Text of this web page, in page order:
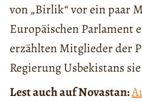
von „Birlik“ vor ein paar
Europäischen Parlament
erzählten Mitglieder der
Regierung Usbekistans
Lest auch auf Novastan: